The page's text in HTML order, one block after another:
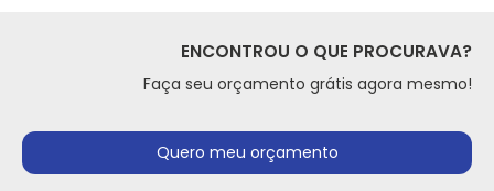
ENCONTROU O QUE PROCURAVA?
Faça seu orçamento grátis agora mesmo!
Quero meu orçamento